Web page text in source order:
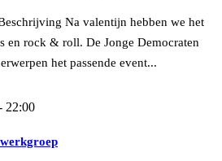
Na valentijn hebben we het
en rock & roll. De Jonge Democraten
het passende event...
22:00